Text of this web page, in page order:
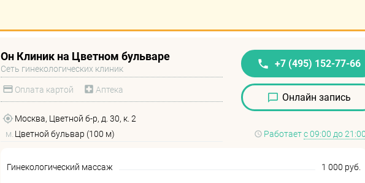
Он Клиник на Цветном бульваре
Сеть гинекологических клиник
Оплата картой Аптека
Москва, Цветной б-р, д. 30, к. 2
м. Цветной бульвар (100 м)
Гинекологический массаж 1 000 руб.
+7 (495) 152-77-66
Онлайн запись
Работаетс 09:00 до